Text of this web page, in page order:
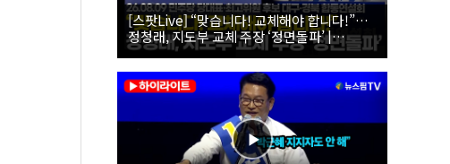
[스팟Live] “맞습니다! 교체해야 합니다!”…
정청래, 지도부 교체 주장 ‘정면돌파’ |
26.08.09 더불어민주당 당대표·최고위원 후
보 대구·경북 합동연설회